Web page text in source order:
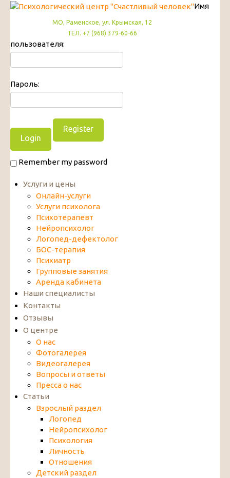
МО, Раменское, ул. Крымская, 12
ТЕЛ. +7 (968) 379-60-66
Имя
пользователя:
Пароль:
Register
Remember my password
Услуги и цены
Онлайн-услуги
Услуги психолога
Психотерапевт
Нейропсихолог
Логопед-дефектолог
БОС-терапия
Психиатр
Групповые занятия
Аренда кабинета
Наши специалисты
Контакты
Отзывы
О центре
О нас
Фотогалерея
Видеогалерея
Вопросы и ответы
Пресса о нас
Статьи
Взрослый раздел
Логопед
Нейропсихолог
Психология
Личность
Отношения
Детский раздел